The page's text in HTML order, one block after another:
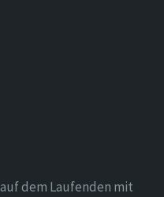
dem Laufenden mit